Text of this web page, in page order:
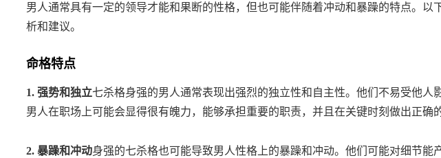
男人通常具有一定的领导才能和果断的性格，但也可能伴随着冲动和暴躁的特点。以
析和建议。
命格特点
1. 强势和独立七杀格身强的男人通常表现出强烈的独立性和自主性。他们不易受他人
男人在职场上可能会显得很有魄力，能够承担重要的职责，并且在关键时刻做出正确
2. 暴躁和冲动身强的七杀格也可能导致男人性格上的暴躁和冲动。他们可能对细节能